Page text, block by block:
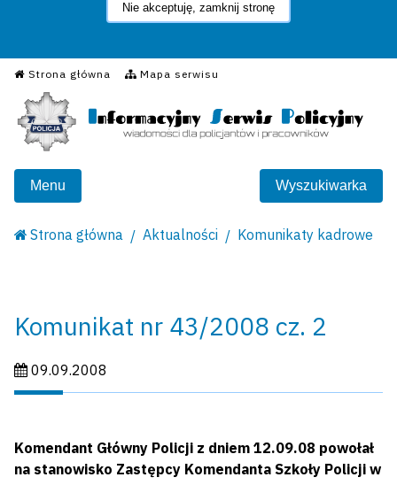
Nie akceptuję, zamknij stronę
Strona główna Mapa serwisu
Informacyjny Serwis
Menu Wyszukiwarka
Strona główna Aktualności Komunikaty kadrowe
Komunikat nr 43/2008 cz. 2
Data publikacji:
09.09.2008
Komendant Główny Policji z dniem 12.09.08 powołał
na stanowisko Zastępcy Komendanta Szkoły Policji w